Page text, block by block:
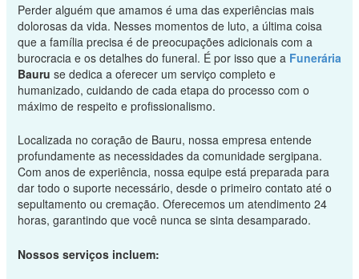
Perder alguém que amamos é uma das experiências mais
dolorosas da vida. Nesses momentos de luto, a última coisa
que a família precisa é de preocupações adicionais com a
burocracia e os detalhes do funeral. É por isso que a Funerária
Bauru se dedica a oferecer um serviço completo e
humanizado, cuidando de cada etapa do processo com o
máximo de respeito e profissionalismo.
Localizada no coração de Bauru, nossa empresa entende
profundamente as necessidades da comunidade sergipana.
Com anos de experiência, nossa equipe está preparada para
dar todo o suporte necessário, desde o primeiro contato até o
sepultamento ou cremação. Oferecemos um atendimento 24
horas, garantindo que você nunca se sinta desamparado.
Nossos serviços incluem: